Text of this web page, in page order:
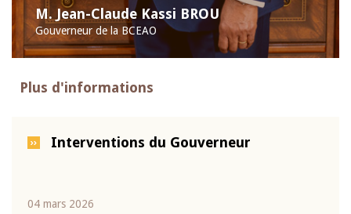
M. Jean-Claude Kassi BROU
Gouverneur de la BCEAO
Plus d'informations
Interventions du Gouverneur
04 mars 2026